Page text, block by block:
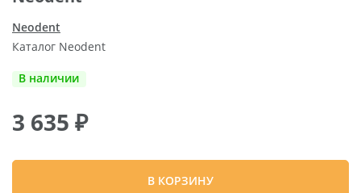
Neodent
Каталог Neodent
В наличии
3 635 ₽
В КОРЗИНУ